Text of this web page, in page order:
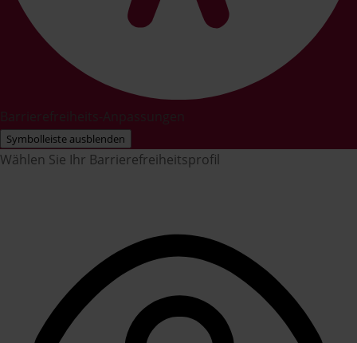
Symbolleiste ausblenden
Wählen Sie Ihr Barrierefreiheitsprofil